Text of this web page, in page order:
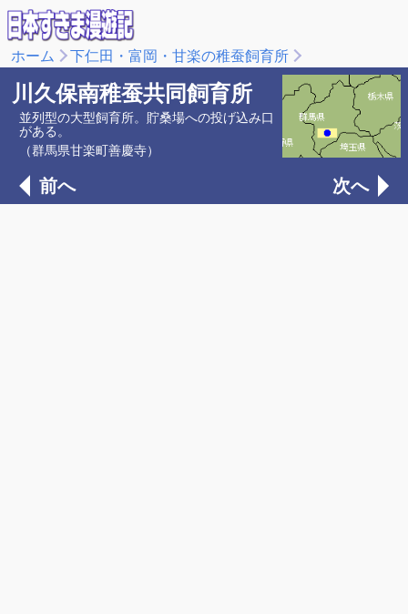
ホーム 下仁田・富岡・甘楽の稚蚕飼育所
川久保南稚蚕共同飼育所
並列型の大型飼育所。貯桑場への投げ込み口
がある。
（群馬県甘楽町善慶寺）
前へ 次へ